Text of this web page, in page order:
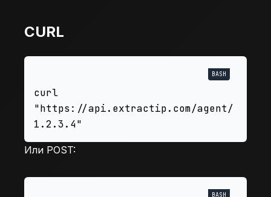
CURL
curl
"https://api.extractip.com/agent/
Или POST: